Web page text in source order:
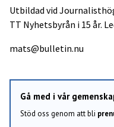
Utbildad vid
TT Nyhetsbyrån i 15 år.
mats@bulletin.nu
Gå med i vår
Stöd oss genom att bli